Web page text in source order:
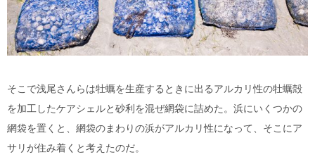
そこで浅尾さんらは牡蠣を生産するときに出るアルカリ性の牡蠣殻
を加工したケアシェルと砂利を混ぜ網袋に詰めた。浜にいくつかの
網袋を置くと、網袋のまわりの浜がアルカリ性になって、そこにア
サリが住み着くと考えたのだ。